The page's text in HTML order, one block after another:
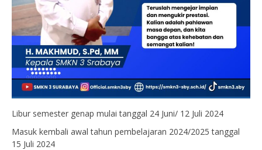
Libur semester genap mulai tanggal 24 Juni/ 12 Juli 2024
Masuk kembali awal tahun pembelajaran 2024/2025 tanggal
15 Juli 2024